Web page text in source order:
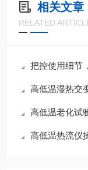
相关文章
RELATED
把控使用细节
高低温湿热交
高低温老化试
高低温热流仪